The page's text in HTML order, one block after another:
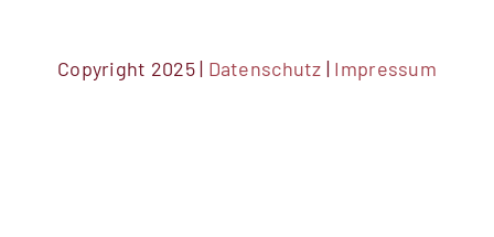
Copyright 2025 | Datenschutz | Impressum